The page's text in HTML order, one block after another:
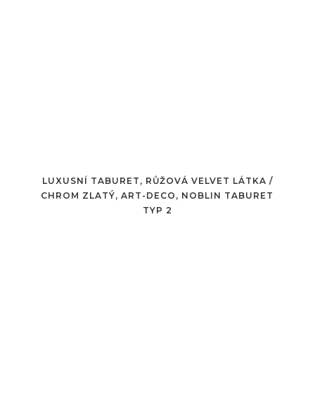
LUXUSNÍ TABURET, RŮŽOVÁ VELVET LÁTKA /
CHROM ZLATÝ, ART-DECO, NOBLIN TABURET
TYP 2